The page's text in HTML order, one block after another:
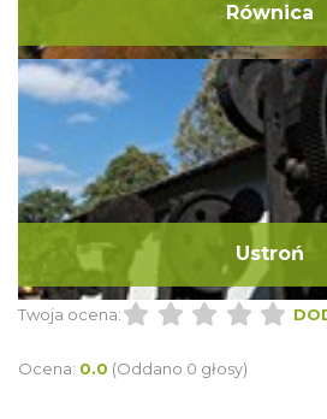
Równica
Ustroń
Twoja ocena:
Ocena: 0.0 (Oddano 0 głosy)